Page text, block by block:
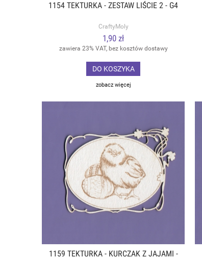
1154 TEKTURKA - ZESTAW LIŚCIE 2 - G4
CraftyMoly
1,90 zł
zawiera 23% VAT, bez kosztów dostawy
DO KOSZYKA
zobacz więcej
1159 TEKTURKA - KURCZAK Z JAJAMI -